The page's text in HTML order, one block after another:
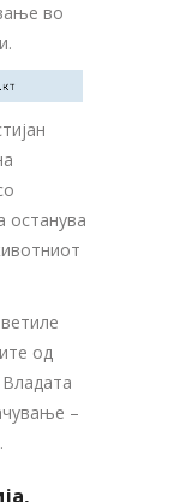
во
останува
од
–